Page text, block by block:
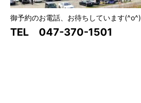
御予約のお電話、お待ちしています(^o^)
TEL 047-370-1501